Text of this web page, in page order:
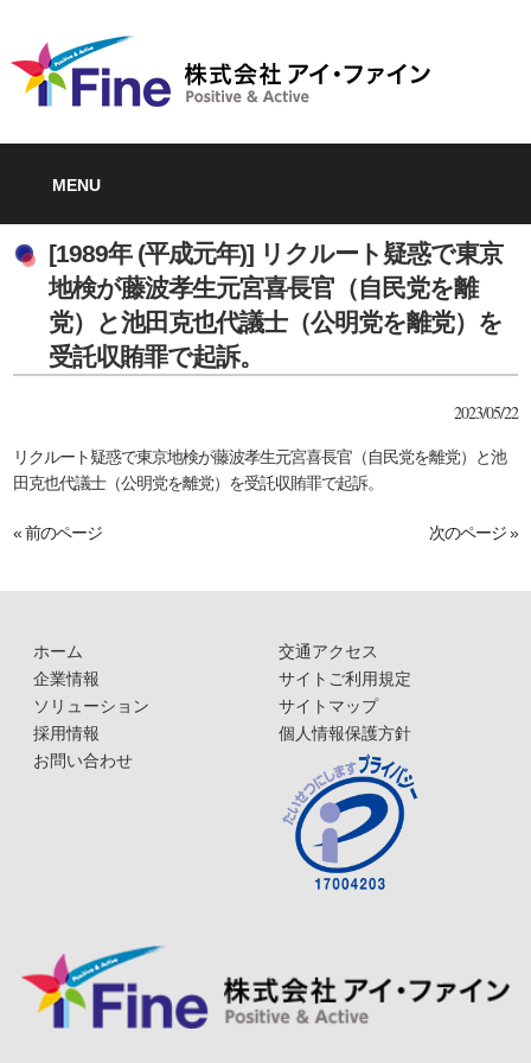
MENU
[1989年 (平成元年)] リクルート疑惑で東京
地検が藤波孝生元宮喜長官（自民党を離
党）と池田克也代議士（公明党を離党）を
受託収賄罪で起訴。
2023/05/22
リクルート疑惑で東京地検が藤波孝生元宮喜長官（自民党を離党）と池
田克也代議士（公明党を離党）を受託収賄罪で起訴。
« 前のページ 次のページ »
ホーム
企業情報
ソリューション
採用情報
お問い合わせ
交通アクセス
サイトご利用規定
サイトマップ
個人情報保護方針